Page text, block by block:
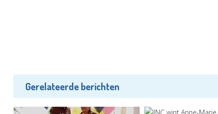
Gerelateerde berichten